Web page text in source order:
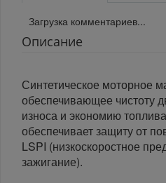
Загрузка комментариев...
Описание
Синтетическое моторное
обеспечивающее чистоту
износа и экономию
обеспечивает защиту от
LSPI (низкоскоростное
зажигание).